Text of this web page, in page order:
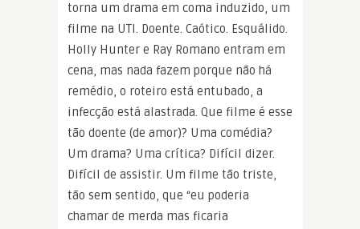
torna um drama em coma induzido, um
filme na UTI. Doente. Caótico. Esquálido.
Holly Hunter e Ray Romano entram em
cena, mas nada fazem porque não há
remédio, o roteiro está entubado, a
infecção está alastrada. Que filme é esse
tão doente (de amor)? Uma comédia?
Um drama? Uma crítica? Difícil dizer.
Difícil de assistir. Um filme tão triste,
tão sem sentido, que “eu poderia
chamar de merda mas ficaria